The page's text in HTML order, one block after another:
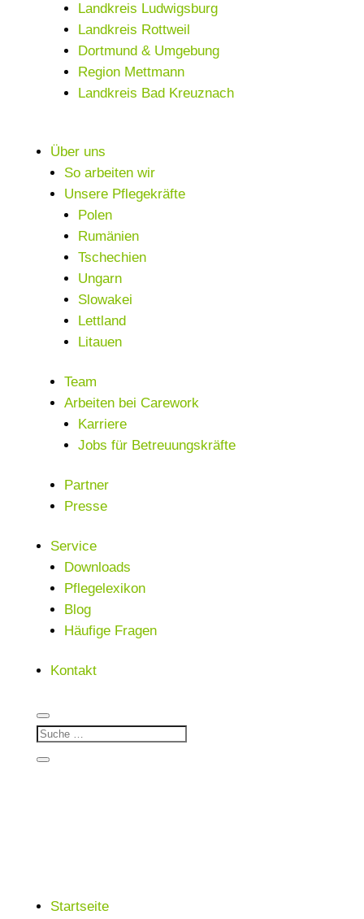
Landkreis Ludwigsburg
Landkreis Rottweil
Dortmund & Umgebung
Region Mettmann
Landkreis Bad Kreuznach
Über uns
So arbeiten wir
Unsere Pflegekräfte
Polen
Rumänien
Tschechien
Ungarn
Slowakei
Lettland
Litauen
Team
Arbeiten bei Carework
Karriere
Jobs für Betreuungskräfte
Partner
Presse
Service
Downloads
Pflegelexikon
Blog
Häufige Fragen
Kontakt
Startseite